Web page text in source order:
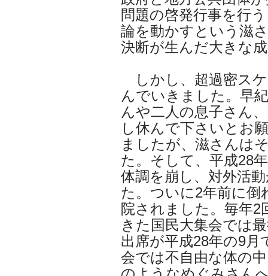
問題の啓発行事を行
論を動かすという滋
決断が生んだ大きな
しかし、超過密ス
んでいきました。早
んや二人の息子さん
し休んで下さいとお
ましたが、滋さんは
た。そして、平成28
体調を崩し、対外活
た。ついに2年前に倒
院されました。毎年2
きた国民大集会では
出席が平成28年の9月
会では不自由な体の